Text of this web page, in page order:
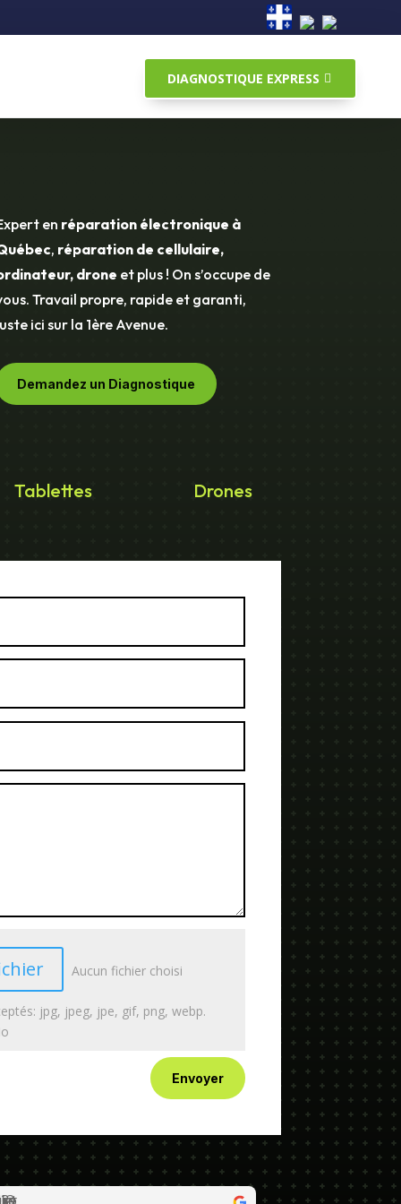
DIAGNOSTIQUE EXPRESS
en réparation électronique à
, réparation de cellulaire,
drone et plus ! On s’occupe de
Travail propre, rapide et garanti,
ici sur la 1ère Avenue.
Demandez un Diagnostique
Tablettes Drones
Aucun fichier choisi
jpg, jpeg, jpe, gif, png, webp.
Envoyer